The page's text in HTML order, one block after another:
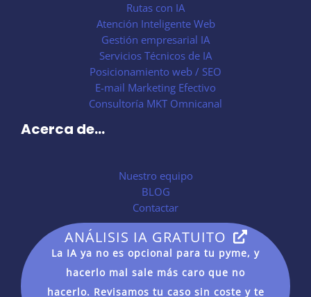
Rutas con IA
Atención Inteligente Web
Gestión empresarial IA
Servicios Técnicos de IA
Posicionamiento web / SEO
E-mail Marketing Efectivo
Consultoría MKT Omnicanal
Acerca de...
Nuestro equipo
BLOG
Contactar
ANÁLISIS IA GRATUITO
La IA ya no es opcional para tu pyme, y
hacerlo mal sale más caro que no
hacerlo. Revisamos tu caso sin coste y te